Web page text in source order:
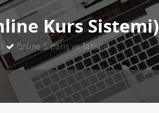
Kurs Sistemi)
Online Sipariş ve Tahsilat